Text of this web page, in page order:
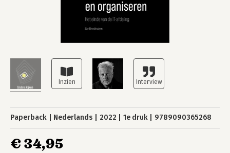
Paperback Nederlands 2022 1e druk 9789090365268
€ 34,95